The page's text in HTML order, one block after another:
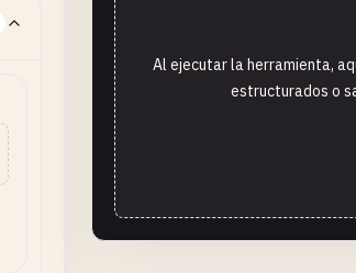
Al ejecutar la herramienta,
estructurados o